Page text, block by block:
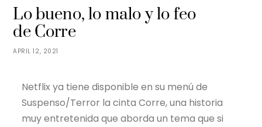
APRIL 12, 2021
Lo bueno, lo malo y lo feo
de Corre
Netflix ya tiene disponible en su menú de
Suspenso/Terror la cinta Corre, una historia
muy entretenida que aborda un tema que si